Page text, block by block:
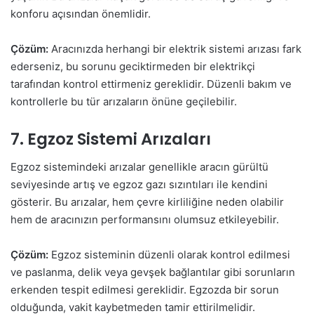
konforu açısından önemlidir.
Çözüm: Aracınızda herhangi bir elektrik sistemi arızası fark
ederseniz, bu sorunu geciktirmeden bir elektrikçi
tarafından kontrol ettirmeniz gereklidir. Düzenli bakım ve
kontrollerle bu tür arızaların önüne geçilebilir.
7. Egzoz Sistemi Arızaları
Egzoz sistemindeki arızalar genellikle aracın gürültü
seviyesinde artış ve egzoz gazı sızıntıları ile kendini
gösterir. Bu arızalar, hem çevre kirliliğine neden olabilir
hem de aracınızın performansını olumsuz etkileyebilir.
Çözüm: Egzoz sisteminin düzenli olarak kontrol edilmesi
ve paslanma, delik veya gevşek bağlantılar gibi sorunların
erkenden tespit edilmesi gereklidir. Egzozda bir sorun
olduğunda, vakit kaybetmeden tamir ettirilmelidir.